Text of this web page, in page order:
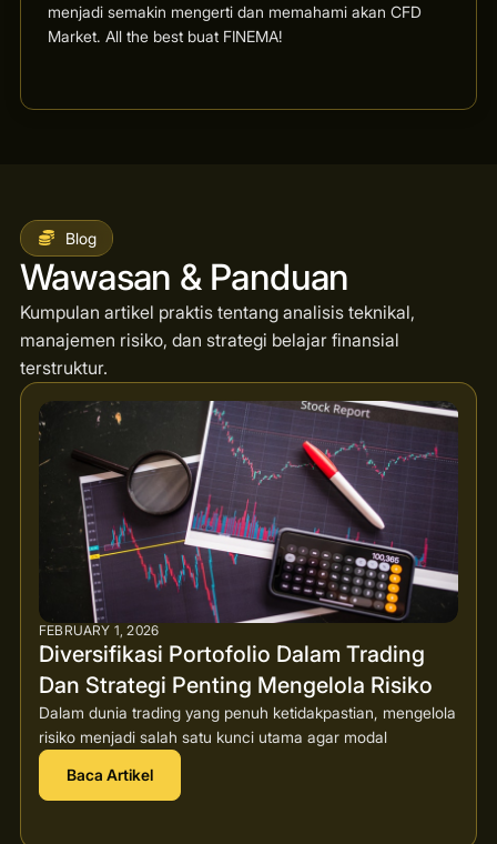
menjadi semakin mengerti dan memahami akan CFD
Market. All the best buat FINEMA!
Blog
Wawasan & Panduan
Kumpulan artikel praktis tentang analisis teknikal,
manajemen risiko, dan strategi belajar finansial
terstruktur.
FEBRUARY 1, 2026
Diversifikasi Portofolio Dalam Trading
Dan Strategi Penting Mengelola Risiko
Dalam dunia trading yang penuh ketidakpastian, mengelola
risiko menjadi salah satu kunci utama agar modal
Baca Artikel